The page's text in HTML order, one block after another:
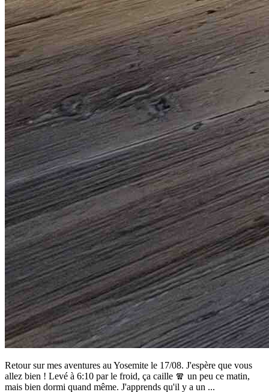
Retour sur mes aventures au Yosemite le 17/08. J'espère que vous
allez bien ! Levé à 6:10 par le froid, ça caille 🧣 un peu ce matin,
mais bien dormi quand même. J'apprends qu'il y a un ...